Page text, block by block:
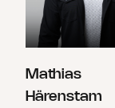
Mathias
Härenstam